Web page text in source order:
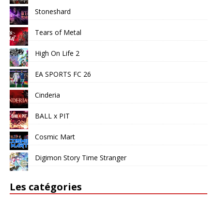
Stoneshard
Tears of Metal
High On Life 2
EA SPORTS FC 26
Cinderia
BALL x PIT
Cosmic Mart
Digimon Story Time Stranger
Les catégories